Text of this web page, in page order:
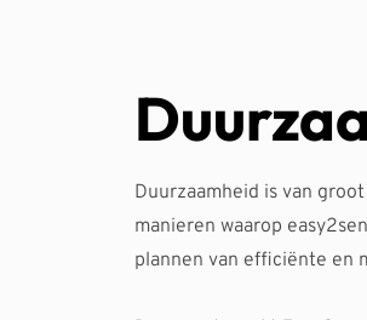
Duurzaamheid is van
manieren waarop
plannen van efficiënte en